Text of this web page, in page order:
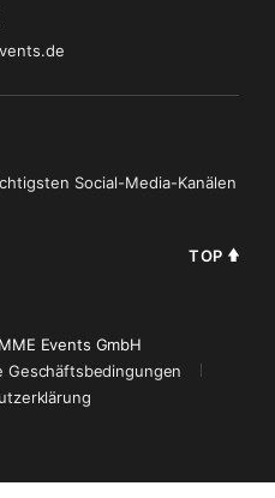
Social-Media-Kanälen
Events GmbH
Geschäftsbedingungen
TOP